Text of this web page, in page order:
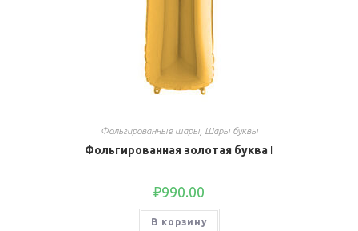
Фольгированные шары, Шары буквы
Фольгированная золотая буква I
₽990.00
В корзину